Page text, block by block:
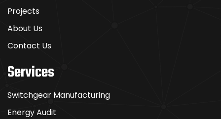
Projects
About Us
Contact Us
Services
Switchgear Manufacturing
Energy Audit